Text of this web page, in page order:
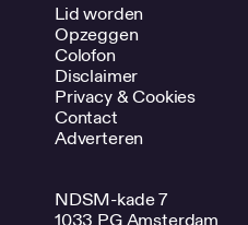
Lid worden
Opzeggen
Colofon
Disclaimer
Privacy & Cookies
Contact
Adverteren
NDSM-kade 7
1033 PG Amsterdam